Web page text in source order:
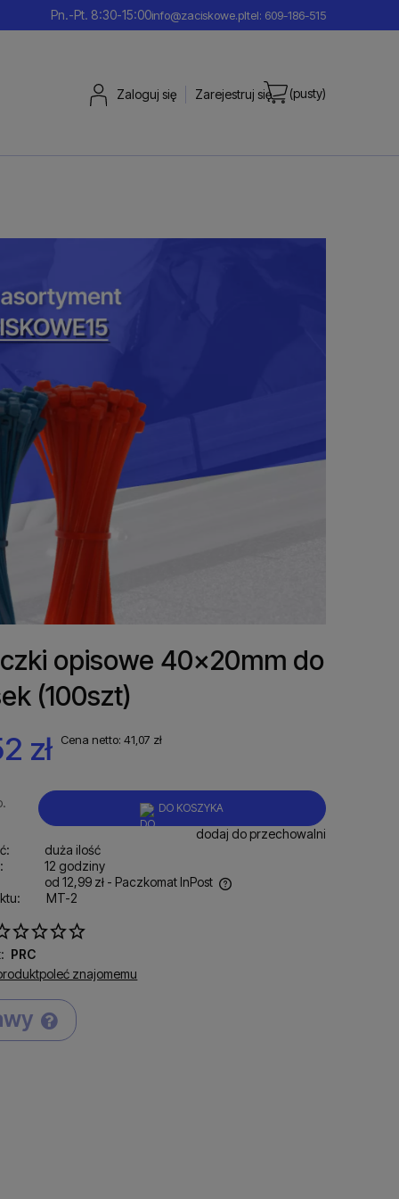
Pn.-Pt. 8:30-15:00info@zaciskowe.pltel: 609-186-515
Zarejestruj się
Zaloguj się (pusty)
opisowe 40x20mm do
(100szt)
zł Cena netto: 41,07 zł
DO KOSZYKA
dodaj do przechowalni
duża ilość
12 godziny
od 12,99 zł - Paczkomat InPost
nie zawiera ewentualnych kosztów
MT-2
PRC
poleć znajomemu